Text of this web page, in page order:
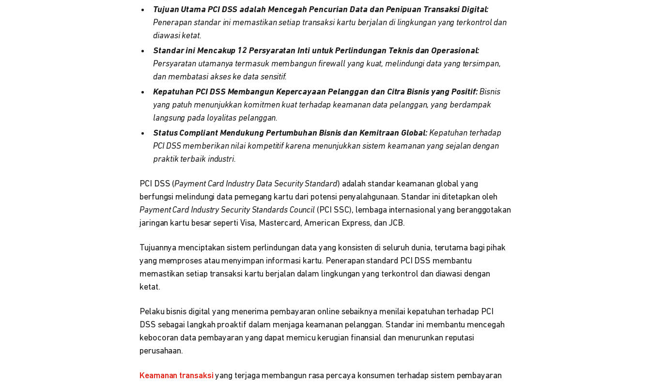
Tujuan Utama PCI DSS adalah Mencegah Pencurian Data dan Penipuan Transaksi Digital:
Penerapan standar ini memastikan setiap transaksi kartu berjalan di lingkungan yang terkontrol dan
diawasi ketat.
Standar ini Mencakup 12 Persyaratan Inti untuk Perlindungan Teknis dan Operasional:
Persyaratan utamanya termasuk membangun firewall yang kuat, melindungi data yang tersimpan,
dan membatasi akses ke data sensitif.
Kepatuhan PCI DSS Membangun Kepercayaan Pelanggan dan Citra Bisnis yang Positif:Bisnis
yang patuh menunjukkan komitmen kuat terhadap keamanan data pelanggan, yang berdampak
langsung pada loyalitas pelanggan.
Status Compliant Mendukung Pertumbuhan Bisnis dan Kemitraan Global:Kepatuhan terhadap
PCI DSS memberikan nilai kompetitif karena menunjukkan sistem keamanan yang sejalan dengan
praktik terbaik industri.
PCI DSS (Payment Card Industry Data Security Standard) adalah standar keamanan global yang
berfungsi melindungi data pemegang kartu dari potensi penyalahgunaan. Standar ini ditetapkan oleh
Payment Card Industry Security Standards Council (PCI SSC), lembaga internasional yang beranggotakan
jaringan kartu besar seperti Visa, Mastercard, American Express, dan JCB.
Tujuannya menciptakan sistem perlindungan data yang konsisten di seluruh dunia, terutama bagi pihak
yang memproses atau menyimpan informasi kartu. Penerapan standard PCI DSS membantu
memastikan setiap transaksi kartu berjalan dalam lingkungan yang terkontrol dan diawasi dengan
ketat.
Pelaku bisnis digital yang menerima pembayaran online sebaiknya menilai kepatuhan terhadap PCI
DSS sebagai langkah proaktif dalam menjaga keamanan pelanggan. Standar ini membantu mencegah
kebocoran data pembayaran yang dapat memicu kerugian finansial dan menurunkan reputasi
perusahaan.
Keamanan transaksiyang terjaga membangun rasa percaya konsumen terhadap sistem pembayaran